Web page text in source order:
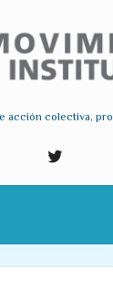
acción colectiva,